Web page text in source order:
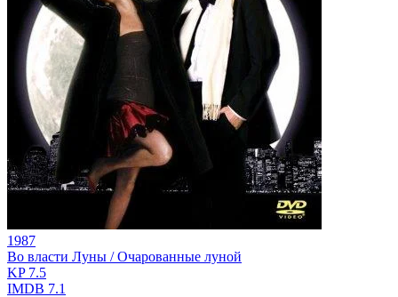
1987
Во власти Луны / Очарованные луной
KP7.5
IMDB 7.1